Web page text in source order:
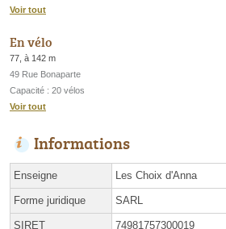
Voir tout
En vélo
77, à 142 m
49 Rue Bonaparte
Capacité : 20 vélos
Voir tout
Informations
Enseigne Les Choix d'Anna
Forme juridique SARL
SIRET 74981757300019